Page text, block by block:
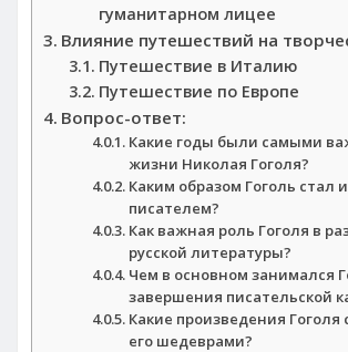
гуманитарном лицее
Влияние путешествий на
Путешествие в Италию
Путешествие по Европе
Вопрос-ответ:
Какие годы были самыми
жизни Николая Гоголя?
Каким образом Гоголь стал
писателем?
Как важная роль Гоголя в
русской литературы?
Чем в основном занимался
завершения писательской
Какие произведения Гоголя
его шедеврами?